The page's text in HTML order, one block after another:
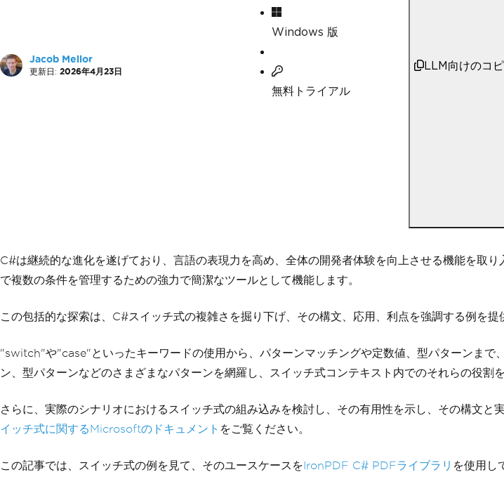
is a
Jacob Mellor
更新日: 2026年4月23日
Windows 版
無料トライアル
LLM向けのコ
C#は継続的な進化を遂げており、言語の表現力を高め、全体の開発者体験を向上させる機能を取
で複数の条件を管理するための強力で簡潔なツールとして機能します。
この包括的な探索は、C#スイッチ式の複雑さを掘り下げ、その構文、応用、利点を強調する例を提
"switch"や"case"といったキーワードの使用から、パターンマッチングや定数値、型パターンまで
ン、型パターンなどのさまざまなパターンを網羅し、スイッチ式コンテキスト内でのそれらの役割
さらに、実際のシナリオにおけるスイッチ式の組み込みを検討し、その有用性を示し、その構文
イッチ式に関するMicrosoftのドキュメント をご覧ください。
この記事では、スイッチ式の例を見て、そのユースケースをIronPDF C# PDFライブラリ を使用し